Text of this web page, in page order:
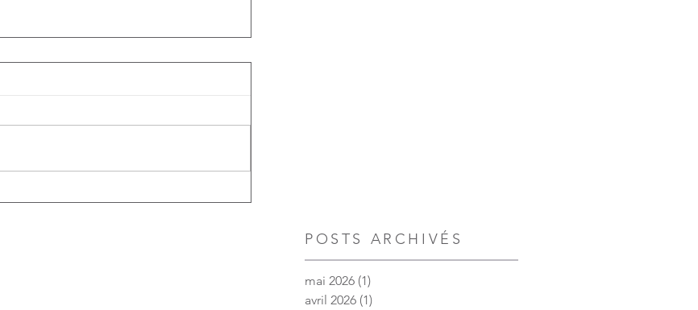
POSTS ARCHIVÉS
mai 2026 (1)
avril 2026 (1)